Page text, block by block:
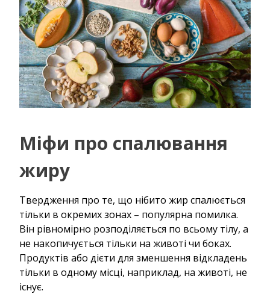
Міфи про спалювання
жиру
Твердження про те, що нібито жир спалюється
тільки в окремих зонах – популярна помилка.
Він рівномірно розподіляється по всьому тілу, а
не накопичується тільки на животі чи боках.
Продуктів або дієти для зменшення відкладень
тільки в одному місці, наприклад, на животі, не
існує.